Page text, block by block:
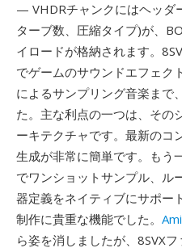
— VHDRチャンクにはヘッダ
ターブ数、圧縮タイプ)が、
イロードが格納されます。
でゲームのサウンドエフェク
によるサンプリング音楽まで
た。主な利点の一つは、その
ーキテクチャです。最新のコ
生成が非常に簡単です。もう
でワンショットサンプル、ル
器定義をネイティブにサポー
制作に貴重な機能でした。
ら姿を消しましたが、8SVX